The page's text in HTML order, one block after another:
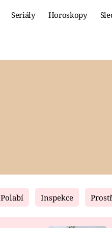
Seriály Horoskopy
Fresh
Polabí Inspekce